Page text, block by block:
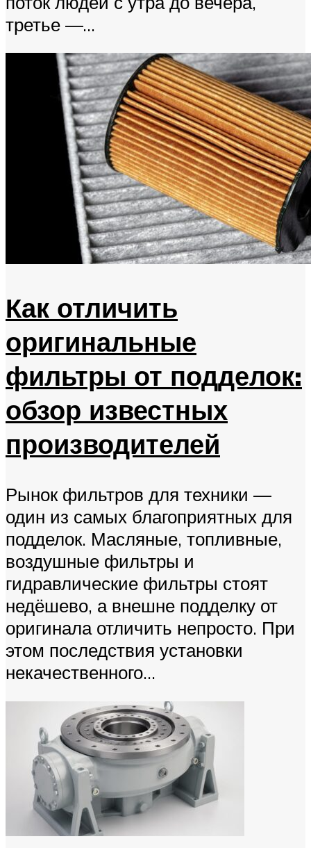
третье —...
Как отличить
оригинальные
фильтры от подделок:
обзор известных
производителей
Рынок фильтров для техники —
один из самых благоприятных для
подделок. Масляные, топливные,
воздушные фильтры и
гидравлические фильтры стоят
недёшево, а внешне подделку от
оригинала отличить непросто. При
этом последствия установки
некачественного...